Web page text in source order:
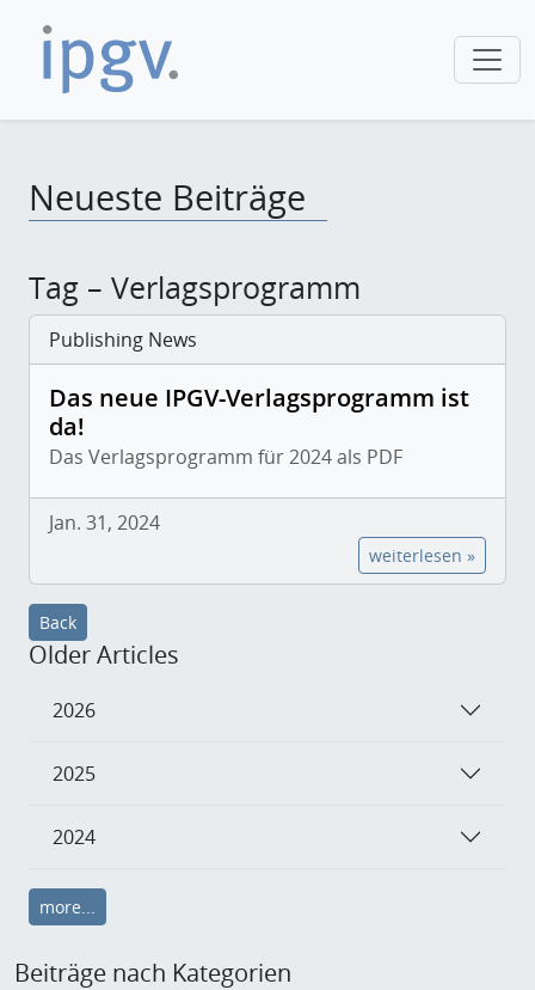
Neueste Beiträge
Tag – Verlagsprogramm
Publishing News
Das neue IPGV-Verlagsprogramm ist
da!
Das Verlagsprogramm für 2024 als PDF
Jan. 31, 2024
weiterlesen »
Back
Older Articles
2026
2025
2024
more...
Beiträge nach Kategorien